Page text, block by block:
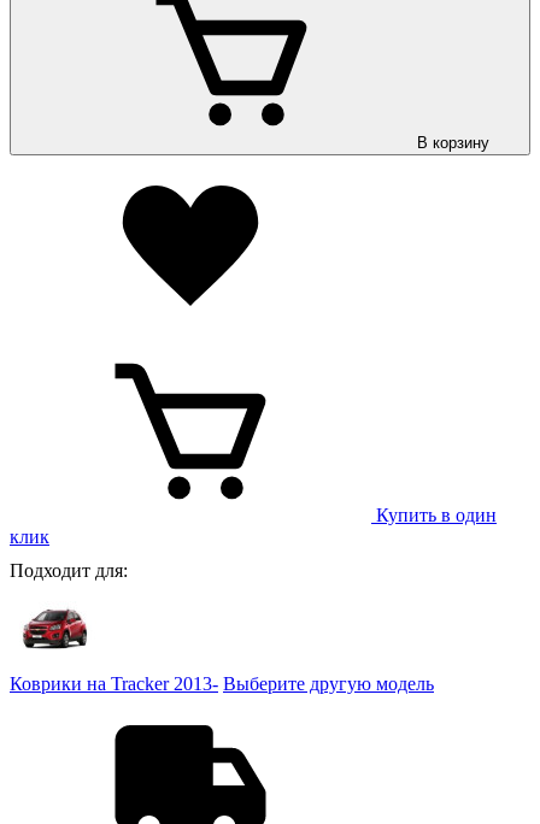
В корзину
Купить в один
клик
Подходит для:
Коврики на Tracker 2013- Выберите другую модель